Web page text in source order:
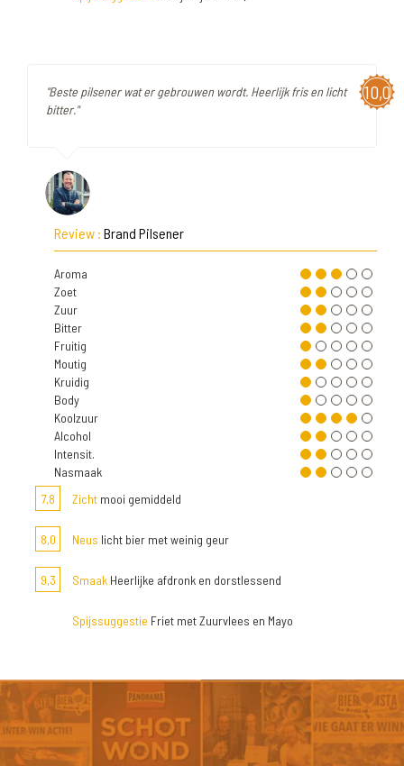
10,0
"Beste pilsener wat er gebrouwen wordt. Heerlijk fris en licht
bitter."
Review : Brand Pilsener
Aroma
Zoet
Zuur
Bitter
Fruitig
Moutig
Kruidig
Body
Koolzuur
Alcohol
Intensit.
Nasmaak
7,8
Zicht mooi gemiddeld
8,0 Neus licht bier met weinig geur
9,3 Smaak Heerlijke afdronk en dorstlessend
Spijssuggestie Friet met Zuurvlees en Mayo